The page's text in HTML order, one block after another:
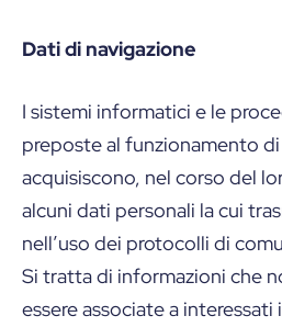
Dati di navigazione
I sistemi informatici e le
preposte al funzionamento
acquisiscono, nel corso del
alcuni dati personali la cui
nell’uso dei protocolli di
Si tratta di informazioni che
essere associate a